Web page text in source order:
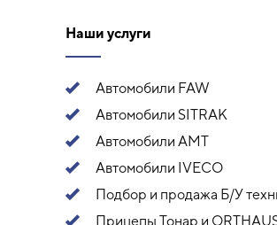
Наши услуги
Автомобили FAW
Автомобили SITRAK
Автомобили АМТ
Автомобили IVECO
Подбор и продажа Б/У
Прицепы Тонар и